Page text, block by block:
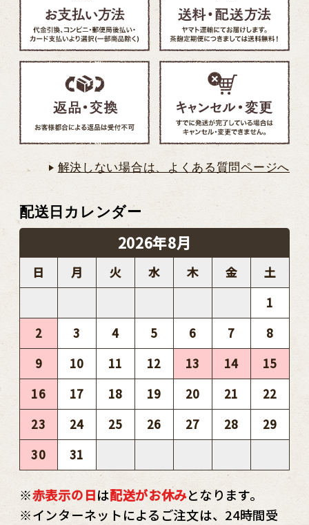
解決しない場合は、よくある質問ページへ
配送日カレンダー
2026年8月
日 月 火 水 木 金
土
1
2
3 4 5 6 7
8
9
10 11 12 13 14
15
16
17 18 19 20 21
22
23
24 25 26 27 28
29
30
31
※赤表示の日は配送がお休みとなります。
※インターネットによるご注文は、24時間受